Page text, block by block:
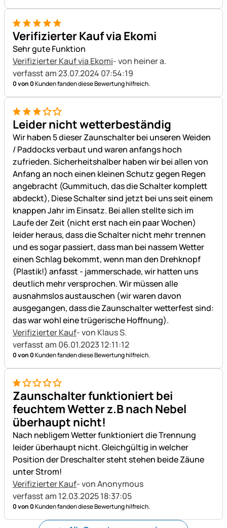
5 von 5
Verifizierter Kauf via Ekomi
Sehr gute Funktion
Verifizierter Kauf via Ekomi- von heiner a.
verfasst am 23.07.2024 07:54:19
0 von 0Kunden fanden diese Bewertung hilfreich.
3 von 5
Leider nicht wetterbeständig
Wir haben 5 dieser Zaunschalter bei unseren Weiden
/ Paddocks verbaut und waren anfangs hoch
zufrieden. Sicherheitshalber haben wir bei allen von
Anfang an noch einen kleinen Schutz gegen Regen
angebracht (Gummituch, das die Schalter komplett
abdeckt), Diese Schalter sind jetzt bei uns seit einem
knappen Jahr im Einsatz. Bei allen stellte sich im
Laufe der Zeit (nicht erst nach ein paar Wochen)
leider heraus, dass die Schalter nicht mehr trennen
und es sogar passiert, dass man bei nassem Wetter
einen Schlag bekommt, wenn man den Drehknopf
(Plastik!) anfasst - jammerschade, wir hatten uns
deutlich mehr versprochen. Wir müssen alle
ausnahmslos austauschen (wir waren davon
ausgegangen, dass die Zaunschalter wetterfest sind:
das war wohl eine trügerische Hoffnung).
Verifizierter Kauf- von Klaus S.
verfasst am 06.01.2023 12:11:12
0 von 0Kunden fanden diese Bewertung hilfreich.
1 von 5
Zaunschalter funktioniert bei
feuchtem Wetter z.B nach Nebel
überhaupt nicht!
Nach nebligem Wetter funktioniert die Trennung
leider überhaupt nicht. Gleichgültig in welcher
Position der Dreschalter steht stehen beide Zäune
unter Strom!
Verifizierter Kauf- von Anonymous
verfasst am 12.03.2025 18:37:05
0 von 0Kunden fanden diese Bewertung hilfreich.